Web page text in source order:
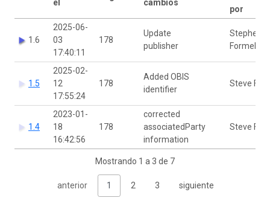
el cambios
por
1.6
2025-06-
03
17:40:11
178
Update
publisher
Stephen
Formel
1.5
2025-02-
12
17:55:24
178
Added OBIS
identifier
Steve
1.4
2023-01-
18
16:42:56
178
corrected
associatedParty
information
Steve
Mostrando 1 a 3 de 7
anterior 1 2 3 siguiente